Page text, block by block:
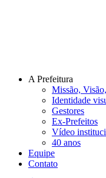
A Prefeitura
Missão,
Identidade
Gestores
Ex-Prefeitos
Vídeo
40 anos
Equipe
Contato